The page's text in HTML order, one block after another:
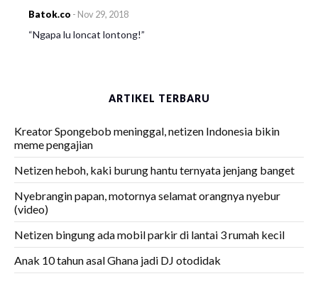
Batok.co - Nov 29, 2018
“Ngapa lu loncat lontong!”
ARTIKEL TERBARU
Kreator Spongebob meninggal, netizen Indonesia bikin
meme pengajian
Netizen heboh, kaki burung hantu ternyata jenjang banget
Nyebrangin papan, motornya selamat orangnya nyebur
(video)
Netizen bingung ada mobil parkir di lantai 3 rumah kecil
Anak 10 tahun asal Ghana jadi DJ otodidak